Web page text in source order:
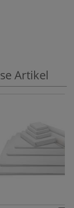
Artikel